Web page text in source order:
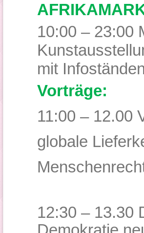
10:00 – 23:00
mit
Vorträge:
11:00 – 12.00
globale
12:30 – 13.30